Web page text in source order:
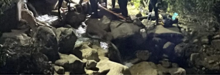
Karaman
Kırıkkale
Batman
Şırnak